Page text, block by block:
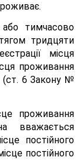
або тимчасово
тридцяти
місця
проживання
(ст. 6 Закону №
проживання
вважається
постійного
постійного